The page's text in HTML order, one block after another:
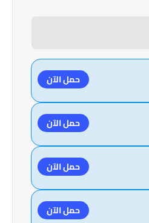
حمل الآن
حمل الآن
حمل الآن
حمل الآن